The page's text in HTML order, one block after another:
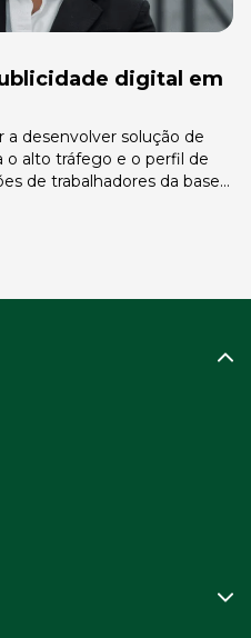
digital em
a desenvolver solução de
o alto tráfego e o perfil de
de trabalhadores da base
trabalhadores e